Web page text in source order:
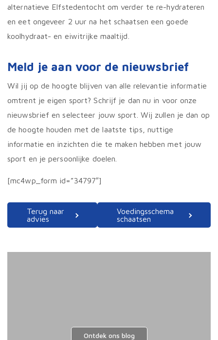
alternatieve Elfstedentocht om verder te re-hydrateren
en eet ongeveer 2 uur na het schaatsen een goede
koolhydraat- en eiwitrijke maaltijd.
Meld je aan voor de nieuwsbrief
Wil jij op de hoogte blijven van alle relevantie informatie
omtrent je eigen sport? Schrijf je dan nu in voor onze
nieuwsbrief en selecteer jouw sport. Wij zullen je dan op
de hoogte houden met de laatste tips, nuttige
informatie en inzichten die te maken hebben met jouw
sport en je persoonlijke doelen.
[mc4wp_form id=”34797″]
Terug naar
advies
Voedingsschema
schaatsen
Ontdek ons blog